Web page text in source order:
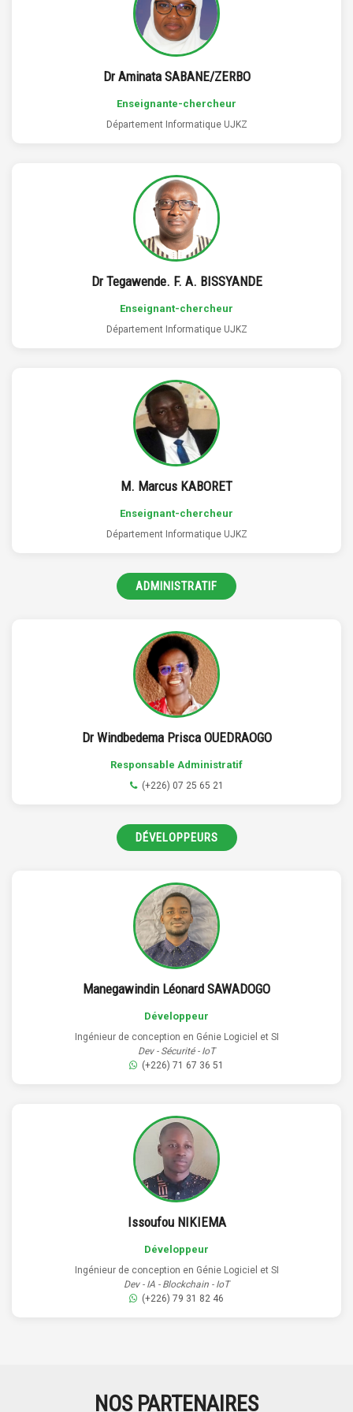
Dr Aminata SABANE/ZERBO
Enseignante-chercheur
Département Informatique UJKZ
Dr Tegawende. F. A. BISSYANDE
Enseignant-chercheur
Département Informatique UJKZ
M. Marcus KABORET
Enseignant-chercheur
Département Informatique UJKZ
ADMINISTRATIF
Dr Windbedema Prisca OUEDRAOGO
Responsable Administratif
(+226) 07 25 65 21
DÉVELOPPEURS
Manegawindin Léonard SAWADOGO
Développeur
Ingénieur de conception en Génie Logiciel et SI
Dev - Sécurité - IoT
(+226) 71 67 36 51
Issoufou NIKIEMA
Développeur
Ingénieur de conception en Génie Logiciel et SI
Dev - IA - Blockchain - IoT
(+226) 79 31 82 46
NOS PARTENAIRES